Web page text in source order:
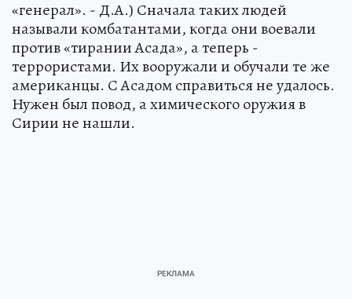
«генерал». - Д.А.) Сначала таких людей
называли комбатантами, когда они воевали
против «тирании Асада», а теперь -
террористами. Их вооружали и обучали те же
американцы. С Асадом справиться не удалось.
Нужен был повод, а химического оружия в
Сирии не нашли.